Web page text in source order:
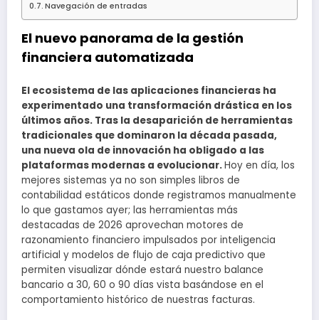
Navegación de entradas
El nuevo panorama de la gestión
financiera automatizada
El ecosistema de las aplicaciones financieras ha
experimentado una transformación drástica en los
últimos años. Tras la desaparición de herramientas
tradicionales que dominaron la década pasada,
una nueva ola de innovación ha obligado a las
plataformas modernas a evolucionar.Hoy en día, los
mejores sistemas ya no son simples libros de
contabilidad estáticos donde registramos manualmente
lo que gastamos ayer; las herramientas más
destacadas de 2026 aprovechan motores de
razonamiento financiero impulsados por inteligencia
artificial y modelos de flujo de caja predictivo que
permiten visualizar dónde estará nuestro balance
bancario a 30, 60 o 90 días vista basándose en el
comportamiento histórico de nuestras facturas.